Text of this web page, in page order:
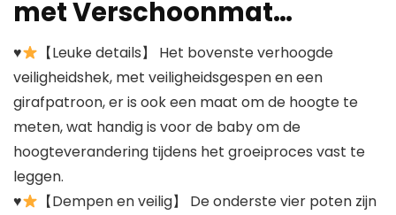
met Verschoonmat…
♥
【Leuke details】 Het bovenste verhoogde
veiligheidshek, met veiligheidsgespen en een
girafpatroon, er is ook een maat om de hoogte te
meten, wat handig is voor de baby om de
hoogteverandering tijdens het groeiproces vast te
leggen.
♥
【Dempen en veilig】 De onderste vier poten zijn